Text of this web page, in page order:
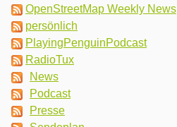
OpenStreetMap Weekly News
persönlich
PlayingPenguinPodcast
RadioTux
News
Podcast
Presse